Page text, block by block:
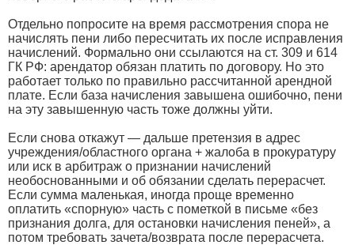
Отдельно попросите на время рассмотрения спора не
начислять пени либо пересчитать их после исправления
начислений. Формально они ссылаются на ст. 309 и 614
ГК РФ: арендатор обязан платить по договору. Но это
работает только по правильно рассчитанной арендной
плате. Если база начисления завышена ошибочно, пени
на эту завышенную часть тоже должны уйти.
Если снова откажут — дальше претензия в адрес
учреждения/областного органа + жалоба в прокуратуру
или иск в арбитраж о признании начислений
необоснованными и об обязании сделать перерасчет.
Если сумма маленькая, иногда проще временно
оплатить «спорную» часть с пометкой в письме «без
признания долга, для остановки начисления пеней», а
потом требовать зачета/возврата после перерасчета.